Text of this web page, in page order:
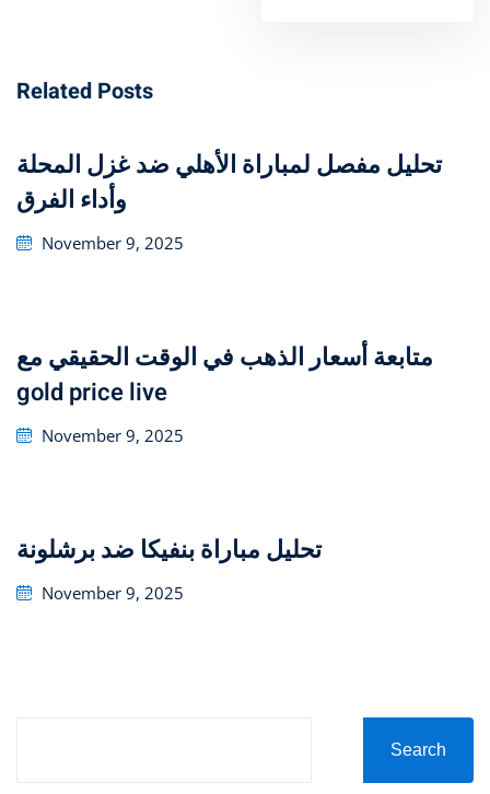
Related Posts
تحليل مفصل لمباراة الأهلي ضد غزل المحلة
وأداء الفرق
Posted
November 9, 2025
متابعة أسعار الذهب في الوقت الحقيقي مع
gold price live
Posted
November 9, 2025
تحليل مباراة بنفيكا ضد برشلونة
Posted
November 9, 2025
Search